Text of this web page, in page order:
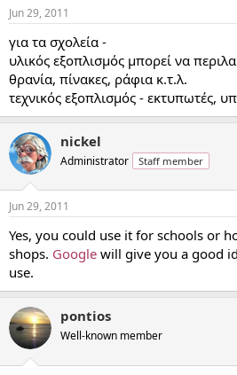
Jun 29, 2011
για τα σχολεία -
υλικός εξοπλισμός μπορεί να
θρανία, πίνακες, ράφια κ.τ.λ.
τεχνικός εξοπλισμός - εκτυπωτές,
nickel
Administrator Staff member
Jun 29, 2011
Yes, you could use it for schools or
shops. Google will give you a good
use.
pontios
Well-known member